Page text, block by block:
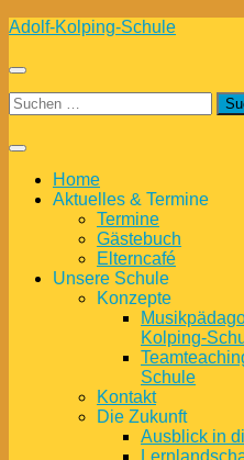
Zum
springen
Adolf-Kolping-Schule
Suchen
nach:
Home
Aktuelles & Termine
Termine
Gästebuch
Elterncafé
Unsere Schule
Konzepte
Kolping-
Schule
Kontakt
Die Zukunft
Ausblick in